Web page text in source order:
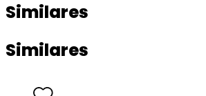
Similares
Similares